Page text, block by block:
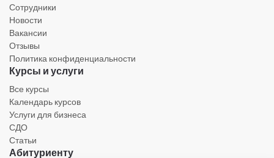
Сотрудники
Новости
Вакансии
Отзывы
Политика конфиденциальности
Курсы и услуги
Все курсы
Календарь курсов
Услуги для бизнеса
СДО
Статьи
Абитуриенту